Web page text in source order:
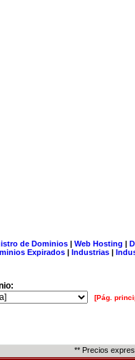
de Dominios| Web Hosting |
Expirados | Industrias |
[Pág.
** Precios